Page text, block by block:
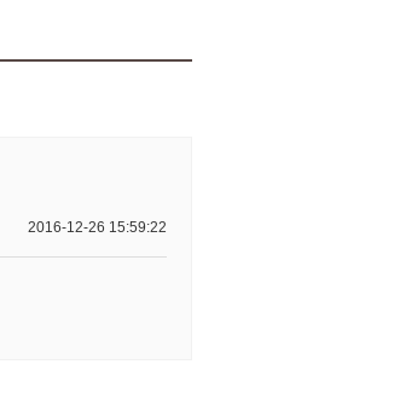
2016-12-26 15:59:22